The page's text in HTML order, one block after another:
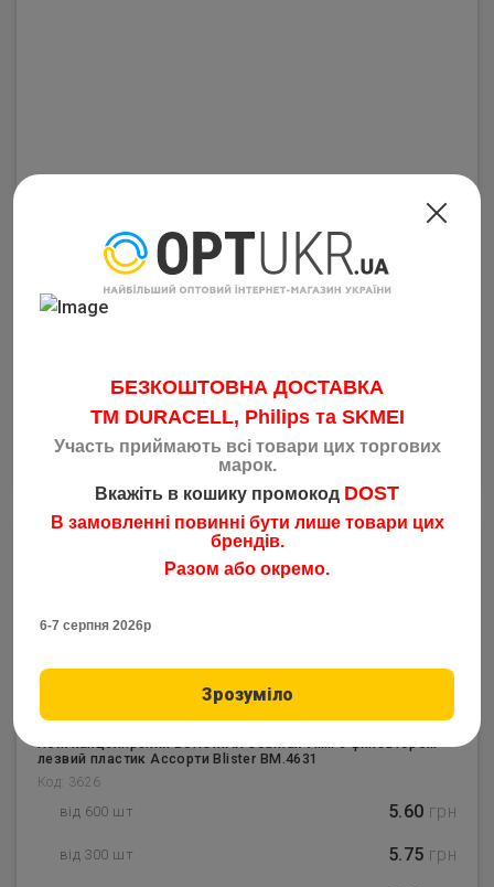
Нож канцелярский BUROMAX 9мм пластик Cиний BM.4635
від 600 шт
від 300 шт
від 1 шт
Нож канцелярский BUROMAX Jobmax 9мм с фиксатором
лезвий пластик Ассорти Blister BM.4631
Код: 3626
від 600 шт 5.60 грн
від 300 шт 5.75 грн
БЕЗКОШТОВНА ДОСТАВКА
TM DURACELL, Philips та SKMEI
Участь приймають всі товари цих торгових
марок.
Вкажіть в кошику промокод DOST
В замовленні повинні бути лише товари цих
брендів.
Разом або окремо.
6-7 серпня 2026р
Зрозуміло